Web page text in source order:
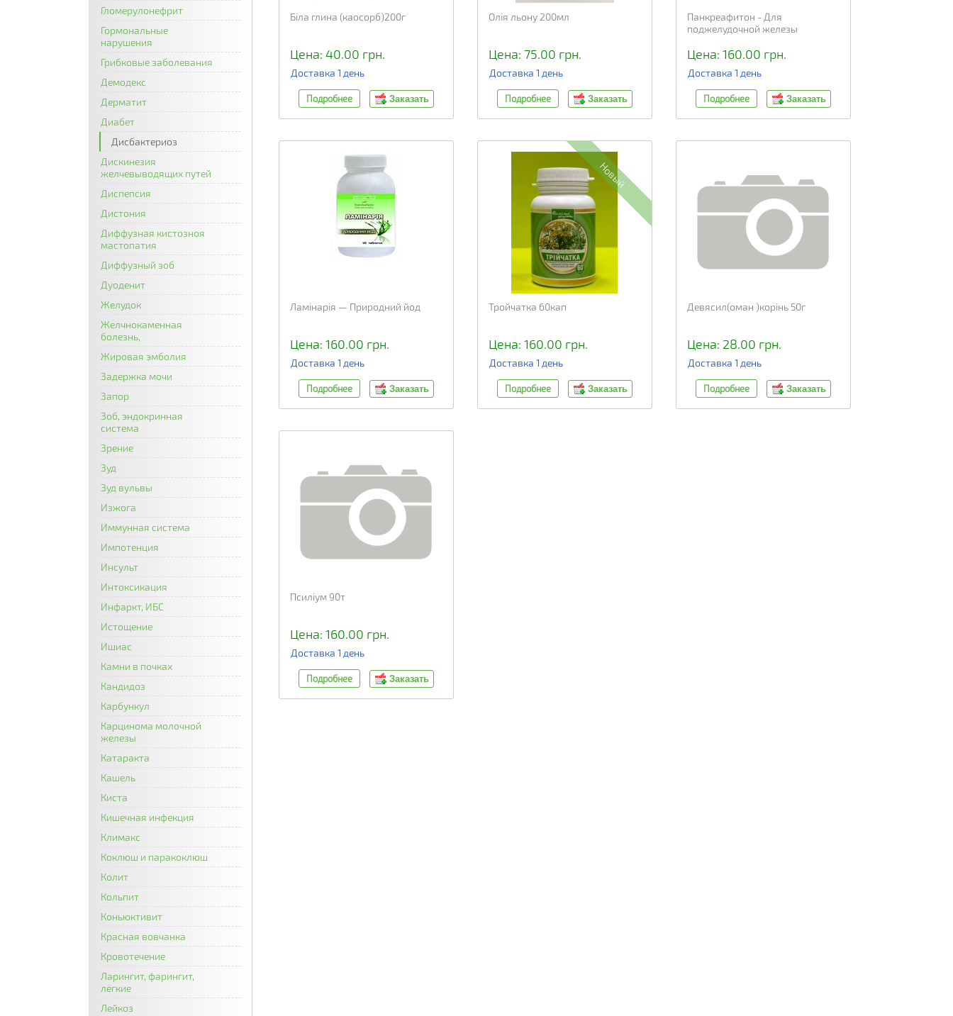
Гломерулонефрит
Гормональные
нарушения
Грибковые заболевания
Демодекс
Дерматит
Диабет
Дисбактериоз
Дискинезия
желчевыводящих путей
Диспепсия
Дистония
Диффузная кистозноя
мастопатия
Диффузный зоб
Дуоденит
Желудок
Желчнокаменная
болезнь,
Жировая эмболия
Задержка мочи
Запор
Зоб, эндокринная
система
Зрение
Зуд
Зуд вульвы
Изжога
Иммунная система
Импотенция
Инсульт
Интоксикация
Инфаркт, ИБС
Истощение
Ишиас
Камни в почках
Кандидоз
Карбункул
Карцинома молочной
железы
Катаракта
Кашель
Киста
Кишечная инфекция
Климакс
Коклюш и паракоклюш
Колит
Кольпит
Коньюктивит
Красная вовчанка
Кровотечение
Ларингит, фарингит,
лёгкие
Лейкоз
Біла глина (каосорб)200г
Цена: 40.00 грн.
Доставка 1 день
Подробнее Заказать
Олія льону 200мл
Цена: 75.00 грн.
Доставка 1 день
Подробнее Заказать
Панкреафитон - Для
поджелудочной железы
Цена: 160.00 грн.
Доставка 1 день
Подробнее Заказать
Ламінарія — Природний йод
Цена: 160.00 грн.
Доставка 1 день
Подробнее Заказать
Новый
Тройчатка 60кап
Цена: 160.00 грн.
Доставка 1 день
Подробнее Заказать
Девясил(оман )корінь 50г
Цена: 28.00 грн.
Доставка 1 день
Подробнее Заказать
Псиліум 90т
Цена: 160.00 грн.
Доставка 1 день
Подробнее Заказать